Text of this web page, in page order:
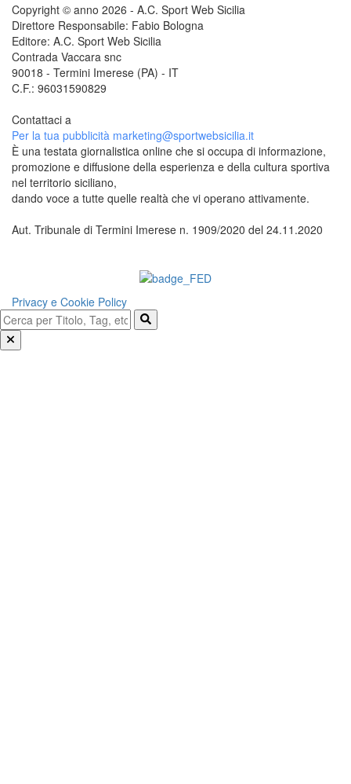
Copyright © anno 2026 - A.C. Sport Web Sicilia
Direttore Responsabile: Fabio Bologna
Editore: A.C. Sport Web Sicilia
Contrada Vaccara snc
90018 - Termini Imerese (PA) - IT
C.F.: 96031590829
Contattaci a
Per la tua pubblicità marketing@sportwebsicilia.it
È una testata giornalistica online che si occupa di informazione,
promozione e diffusione della esperienza e della cultura sportiva
nel territorio siciliano,
dando voce a tutte quelle realtà che vi operano attivamente.
Aut. Tribunale di Termini Imerese n. 1909/2020 del 24.11.2020
Privacy e Cookie Policy